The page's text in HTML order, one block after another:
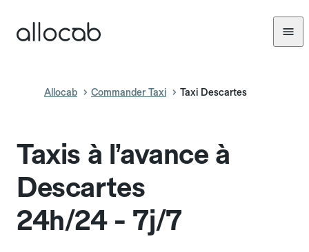
Allocab Commander Taxi Taxi Descartes
Taxis à l’avance à
Descartes
24h/24 - 7j/7